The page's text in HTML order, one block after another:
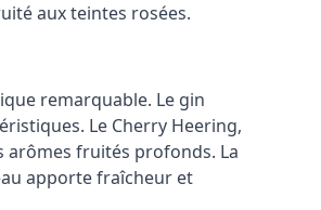
aux teintes rosées.
remarquable. Le gin
Le Cherry Heering,
arômes fruités profonds. La
apporte fraîcheur et